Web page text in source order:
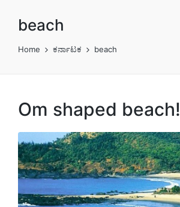
beach
Home ಕರ್ನಾಟಕ beach
Om shaped beach!